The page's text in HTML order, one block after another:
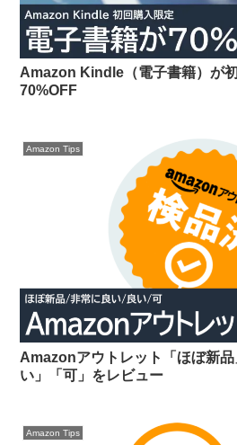
Amazon Kindle（電子書籍）が
70%OFF
Amazon Tips
Amazonアウトレット「ほぼ新
い」「可」をレビュー
Amazon Tips